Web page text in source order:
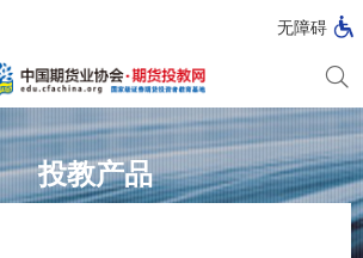
无障碍
媒体看
投教动
投教产品